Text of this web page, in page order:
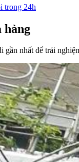
trong 24h
hàng
gần nhất để trải